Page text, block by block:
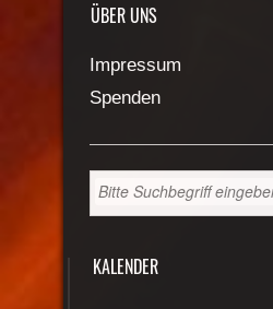
ÜBER UNS
Impressum
Spenden
KALENDER